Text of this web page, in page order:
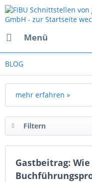
Menü
BLOG
mehr erfahren »
Filtern
Gastbeitrag: